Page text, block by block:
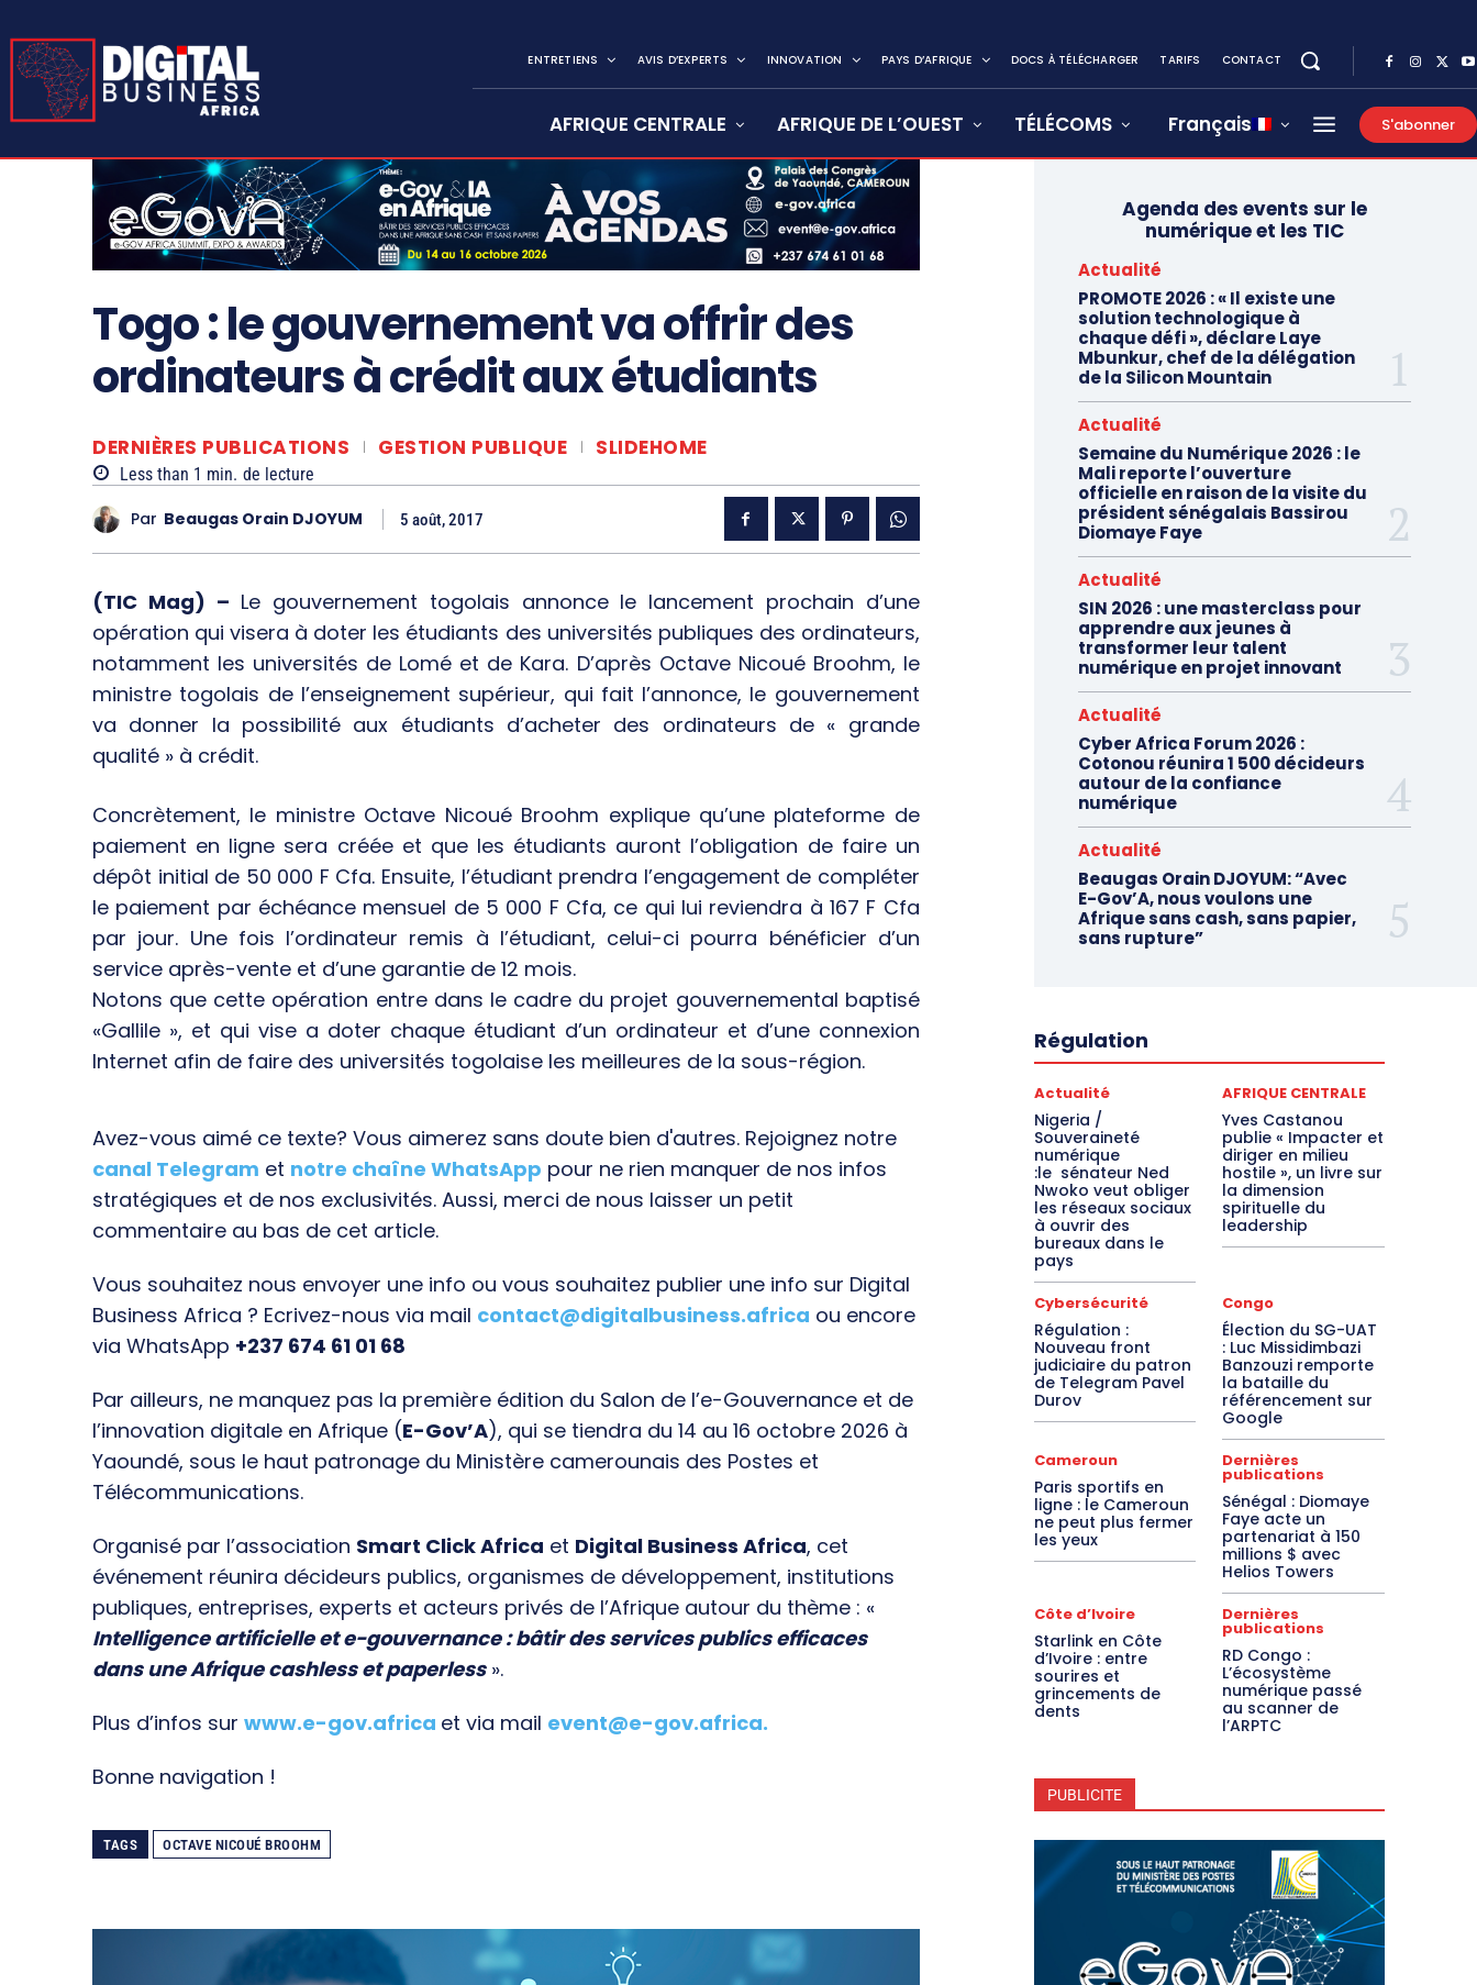
ENTRETIENS AVIS D’EXPERTS INNOVATION PAYS D’AFRIQUE DOCS À TÉLÉCHARGER TARIFS CONTACT
AFRIQUE CENTRALE AFRIQUE DE L’OUEST TÉLÉCOMS Français S'abonner
Togo : le gouvernement va offrir des
ordinateurs à crédit aux étudiants
DERNIÈRES PUBLICATIONS GESTION PUBLIQUE SLIDEHOME
Less than 1 min. de lecture
Par Beaugas Orain DJOYUM 5 août, 2017
(TIC Mag) – Le gouvernement togolais annonce le lancement prochain d’une
opération qui visera à doter les étudiants des universités publiques des ordinateurs,
notamment les universités de Lomé et de Kara. D’après Octave Nicoué Broohm, le
ministre togolais de l’enseignement supérieur, qui fait l’annonce, le gouvernement
va donner la possibilité aux étudiants d’acheter des ordinateurs de « grande
qualité » à crédit.
Concrètement, le ministre Octave Nicoué Broohm explique qu’une plateforme de
paiement en ligne sera créée et que les étudiants auront l’obligation de faire un
dépôt initial de 50 000 F Cfa. Ensuite, l’étudiant prendra l’engagement de compléter
le paiement par échéance mensuel de 5 000 F Cfa, ce qui lui reviendra à 167 F Cfa
par jour. Une fois l’ordinateur remis à l’étudiant, celui-ci pourra bénéficier d’un
service après-vente et d’une garantie de 12 mois.
Notons que cette opération entre dans le cadre du projet gouvernemental baptisé
«Gallile », et qui vise a doter chaque étudiant d’un ordinateur et d’une connexion
Internet afin de faire des universités togolaise les meilleures de la sous-région.
Avez-vous aimé ce texte? Vous aimerez sans doute bien d'autres. Rejoignez notre
canal Telegram et notre chaîne WhatsApp pour ne rien manquer de nos infos
stratégiques et de nos exclusivités. Aussi, merci de nous laisser un petit
commentaire au bas de cet article.
Vous souhaitez nous envoyer une info ou vous souhaitez publier une info sur Digital
Business Africa ? Ecrivez-nous via mail contact@digitalbusiness.africa ou encore
via WhatsApp +237 674 61 01 68
Par ailleurs, ne manquez pas la première édition du Salon de l’e-Gouvernance et de
l’innovation digitale en Afrique (E-Gov’A), qui se tiendra du 14 au 16 octobre 2026 à
Yaoundé, sous le haut patronage du Ministère camerounais des Postes et
Télécommunications.
Organisé par l’association Smart Click Africa et Digital Business Africa, cet
événement réunira décideurs publics, organismes de développement, institutions
publiques, entreprises, experts et acteurs privés de l’Afrique autour du thème : «
Intelligence artificielle et e-gouvernance : bâtir des services publics efficaces
dans une Afrique cashless et paperless».
Plus d’infos sur www.e-gov.africa et via mail event@e-gov.africa.
Bonne navigation !
TAGS OCTAVE NICOUÉ BROOHM
Agenda des events sur le
numérique et les TIC
Actualité
PROMOTE 2026 : « Il existe une
solution technologique à
chaque défi », déclare Laye
Mbunkur, chef de la délégation
de la Silicon Mountain
Actualité
Semaine du Numérique 2026 : le
Mali reporte l’ouverture
officielle en raison de la visite du
président sénégalais Bassirou
Diomaye Faye
Actualité
SIN 2026 : une masterclass pour
apprendre aux jeunes à
transformer leur talent
numérique en projet innovant
Actualité
Cyber Africa Forum 2026 :
Cotonou réunira 1 500 décideurs
autour de la confiance
numérique
Actualité
Beaugas Orain DJOYUM: “Avec
E-Gov’A, nous voulons une
Afrique sans cash, sans papier,
sans rupture”
Régulation
Actualité
Nigeria /
Souveraineté
numérique
:le sénateur Ned
Nwoko veut obliger
les réseaux sociaux
à ouvrir des
bureaux dans le
pays
AFRIQUE CENTRALE
Yves Castanou
publie « Impacter et
diriger en milieu
hostile », un livre sur
la dimension
spirituelle du
leadership
Cybersécurité
Régulation :
Nouveau front
judiciaire du patron
de Telegram Pavel
Durov
Congo
Élection du SG-UAT
: Luc Missidimbazi
Banzouzi remporte
la bataille du
référencement sur
Google
Cameroun
Paris sportifs en
ligne : le Cameroun
ne peut plus fermer
les yeux
Dernières
publications
Sénégal : Diomaye
Faye acte un
partenariat à 150
millions $ avec
Helios Towers
Côte d’Ivoire
Starlink en Côte
d’Ivoire : entre
sourires et
grincements de
dents
Dernières
publications
RD Congo :
L’écosystème
numérique passé
au scanner de
l’ARPTC
PUBLICITE